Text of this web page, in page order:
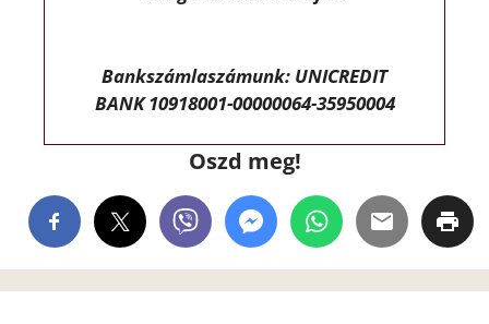
Bankszámlaszámunk: UNICREDIT
BANK 10918001-00000064-35950004
Oszd meg!